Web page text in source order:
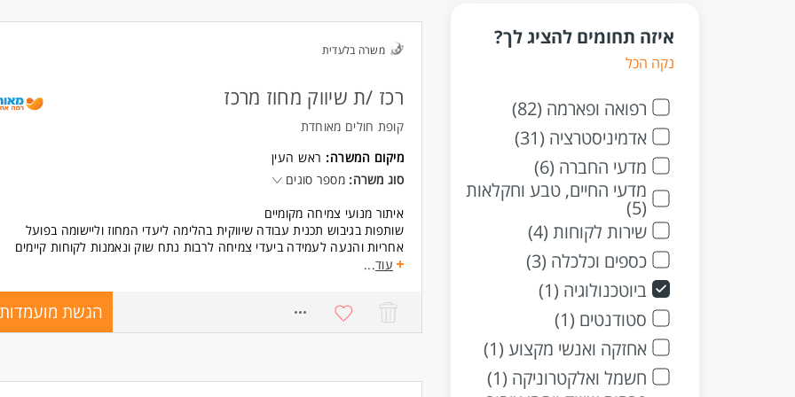
איזה תחומים להציג לך?
נקה הכל
רפואה ופארמה (82)
אדמיניסטרציה (31)
מדעי החברה (6)
מדעי החיים, טבע וחקלאות
(5)
שירות לקוחות (4)
כספים וכלכלה (3)
ביוטכנולוגיה (1)
סטודנטים (1)
אחזקה ואנשי מקצוע (1)
חשמל ואלקטרוניקה (1)
משרה בלעדית
רכז /ת שיווק מחוז מרכז
קופת חולים מאוחדת
מיקום המשרה: ראש העין
סוג משרה: מספר סוגים
איתור מנועי צמיחה מקומיים
שותפות בגיבוש תכנית עבודה שיווקית בהלימה ליעדי המחוז וליישומה בפועל
אחריות והנעה לעמידה ביעדי צמיחה לרבות נתח שוק ונאמנות לקוחות קיימים
ליווי ותמיכה בפעילות צמיחה של המרפאות, המרחבים והמחוז
אחריות כוללת על אירועים בתחום השיווק:
תכנון והפקה של אירועים כגון: אירועי קד"מ, אירועי יח"צ, פתיחות מרפאות,
יוזמה וקידום פעילויות מכווני צמיחה
עוד...
הגשת מועמדות